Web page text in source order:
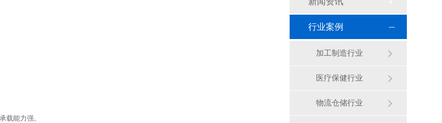
载能力强。
行业案例
加工制造行业
医疗保健行业
物流仓储行业